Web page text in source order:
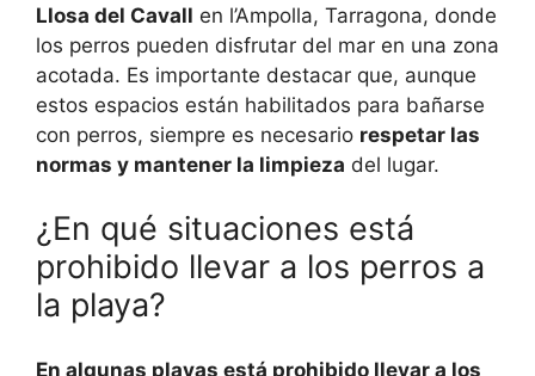
Llosa del Cavall en l’Ampolla, Tarragona, donde
los perros pueden disfrutar del mar en una zona
acotada. Es importante destacar que, aunque
estos espacios están habilitados para bañarse
con perros, siempre es necesario respetar las
normas y mantener la limpieza del lugar.
¿En qué situaciones está
prohibido llevar a los perros a
la playa?
En algunas playas está prohibido llevar a los